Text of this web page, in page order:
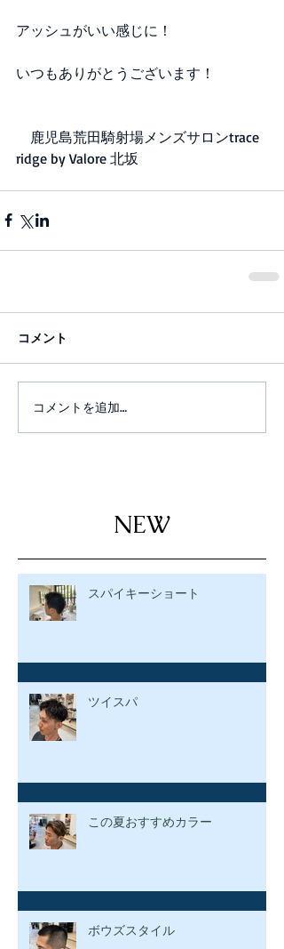
アッシュがいい感じに！
いつもありがとうございます！
鹿児島荒田騎射場メンズサロンtrace
ridge by Valore 北坂
コメント
コメントを追加…
NEW
スパイキーショート
ツイスパ
この夏おすすめカラー
ボウズスタイル